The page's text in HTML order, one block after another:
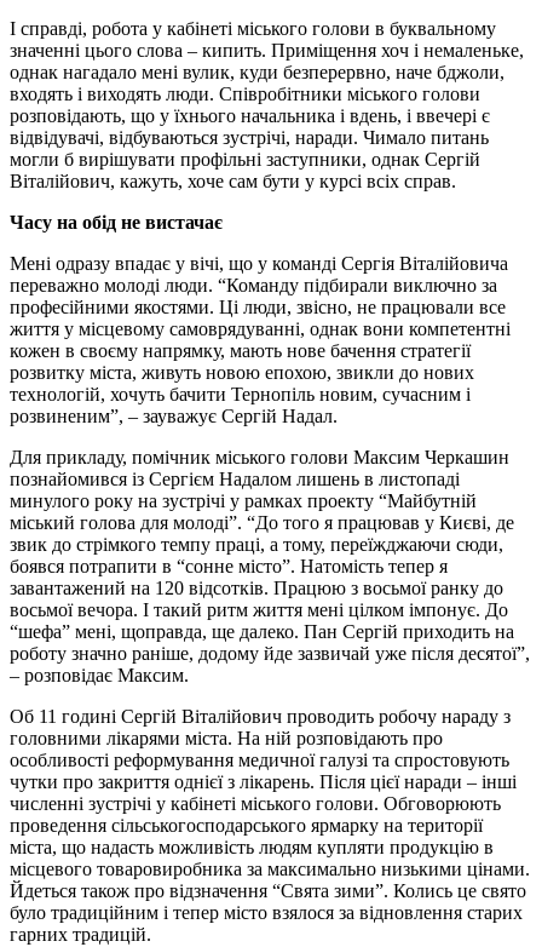
І справді, робота у кабінеті міського голови в буквальному
значенні цього слова – кипить. Приміщення хоч і немаленьке,
однак нагадало мені вулик, куди безперервно, наче бджоли,
входять і виходять люди. Співробітники міського голови
розповідають, що у їхнього начальника і вдень, і ввечері є
відвідувачі, відбуваються зустрічі, наради. Чимало питань
могли б вирішувати профільні заступники, однак Сергій
Віталійович, кажуть, хоче сам бути у курсі всіх справ.
Часу на обід не вистачає
Мені одразу впадає у вічі, що у команді Сергія Віталійовича
переважно молоді люди. “Команду підбирали виключно за
професійними якостями. Ці люди, звісно, не працювали все
життя у місцевому самоврядуванні, однак вони компетентні
кожен в своєму напрямку, мають нове бачення стратегії
розвитку міста, живуть новою епохою, звикли до нових
технологій, хочуть бачити Тернопіль новим, сучасним і
розвиненим”, – зауважує Сергій Надал.
Для прикладу, помічник міського голови Максим Черкашин
познайомився із Сергієм Надалом лишень в листопаді
минулого року на зустрічі у рамках проекту “Майбутній
міський голова для молоді”. “До того я працював у Києві, де
звик до стрімкого темпу праці, а тому, переїжджаючи сюди,
боявся потрапити в “сонне місто”. Натомість тепер я
завантажений на 120 відсотків. Працюю з восьмої ранку до
восьмої вечора. І такий ритм життя мені цілком імпонує. До
“шефа” мені, щоправда, ще далеко. Пан Сергій приходить на
роботу значно раніше, додому йде зазвичай уже після десятої”,
– розповідає Максим.
Об 11 годині Сергій Віталійович проводить робочу нараду з
головними лікарями міста. На ній розповідають про
особливості реформування медичної галузі та спростовують
чутки про закриття однієї з лікарень. Після цієї наради – інші
численні зустрічі у кабінеті міського голови. Обговорюють
проведення сільськогосподарського ярмарку на території
міста, що надасть можливість людям купляти продукцію в
місцевого товаровиробника за максимально низькими цінами.
Йдеться також про відзначення “Свята зими”. Колись це свято
було традиційним і тепер місто взялося за відновлення старих
гарних традицій.